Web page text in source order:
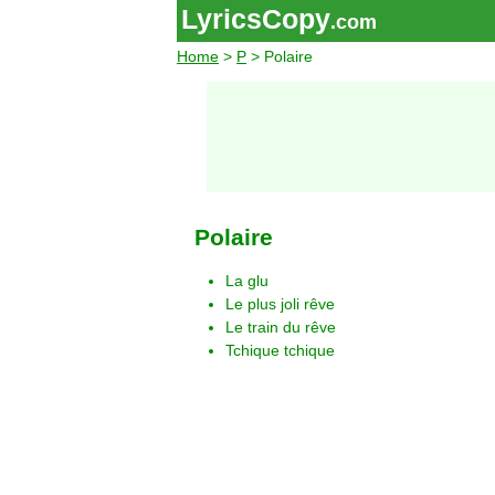
LyricsCopy.com
Home > P > Polaire
Polaire
La glu
Le plus joli rêve
Le train du rêve
Tchique tchique